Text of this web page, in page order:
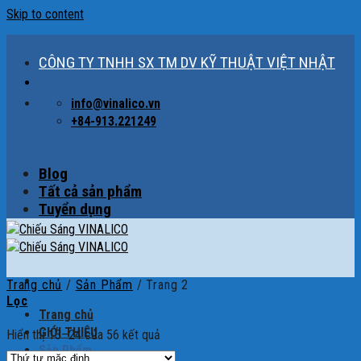
Skip to content
CÔNG TY TNHH SX TM DV KỸ THUẬT VIỆT NHẬT
info@vinalico.vn
+84-913.221249
Blog
Tất cả sản phẩm
Tuyển dụng
Trang chủ
GIỚI THIỆU
Sản Phẩm
Trang chủ / Sản Phẩm / Trang 2
Lọc
Hiển thị 13–24 của 56 kết quả